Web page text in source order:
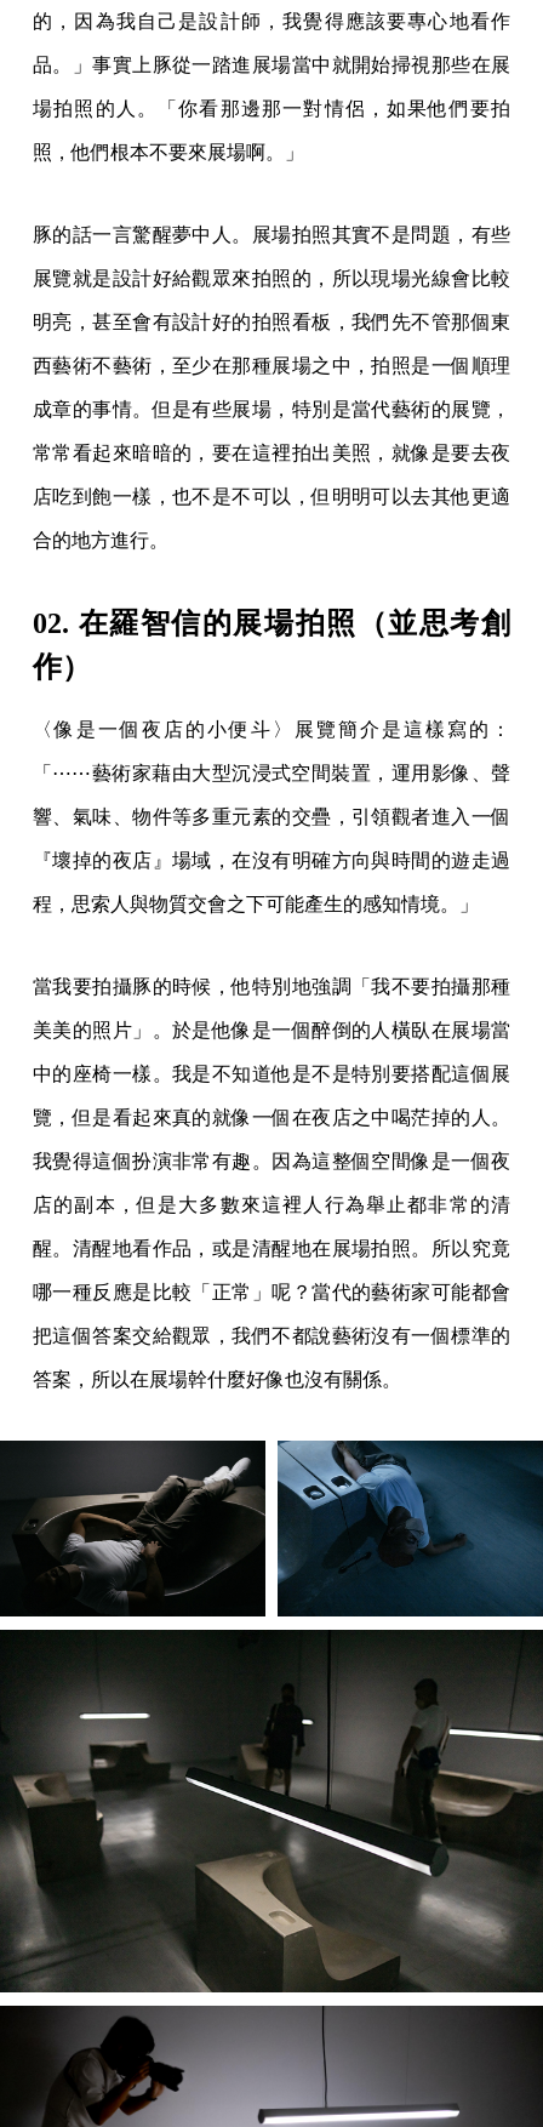
的，因為我自己是設計師，我覺得應該要專心地看作
品。」事實上豚從一踏進展場當中就開始掃視那些在展
場拍照的人。「你看那邊那一對情侶，如果他們要拍
照，他們根本不要來展場啊。」
豚的話一言驚醒夢中人。展場拍照其實不是問題，有些
展覽就是設計好給觀眾來拍照的，所以現場光線會比較
明亮，甚至會有設計好的拍照看板，我們先不管那個東
西藝術不藝術，至少在那種展場之中，拍照是一個順理
成章的事情。但是有些展場，特別是當代藝術的展覽，
常常看起來暗暗的，要在這裡拍出美照，就像是要去夜
店吃到飽一樣，也不是不可以，但明明可以去其他更適
合的地方進行。
02. 在羅智信的展場拍照（並思考創
作）
〈像是一個夜店的小便斗〉展覽簡介是這樣寫的：
「⋯⋯藝術家藉由大型沉浸式空間裝置，運用影像、聲
響、氣味、物件等多重元素的交疊，引領觀者進入一個
『壞掉的夜店』場域，在沒有明確方向與時間的遊走過
程，思索人與物質交會之下可能產生的感知情境。」
當我要拍攝豚的時候，他特別地強調「我不要拍攝那種
美美的照片」。於是他像是一個醉倒的人橫臥在展場當
中的座椅一樣。我是不知道他是不是特別要搭配這個展
覽，但是看起來真的就像一個在夜店之中喝茫掉的人。
我覺得這個扮演非常有趣。因為這整個空間像是一個夜
店的副本，但是大多數來這裡人行為舉止都非常的清
醒。清醒地看作品，或是清醒地在展場拍照。所以究竟
哪一種反應是比較「正常」呢？當代的藝術家可能都會
把這個答案交給觀眾，我們不都說藝術沒有一個標準的
答案，所以在展場幹什麼好像也沒有關係。